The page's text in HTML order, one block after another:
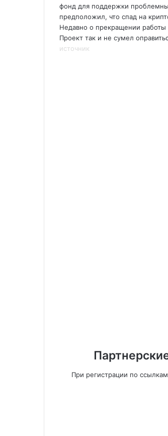
фонд для поддержки
предположил, что спад на
Недавно о прекращении работы
Проект так и не сумел
источник
При регистрации по